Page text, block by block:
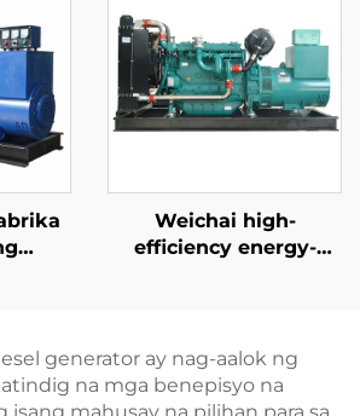
Generator Set
Weichai high-
efficiency energy-
generator ay nag-aalok ng
na mga benepisyo na